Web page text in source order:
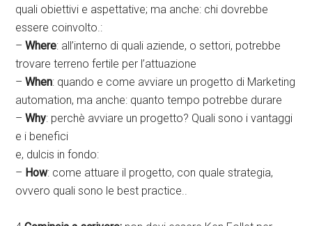
quali obiettivi e aspettative; ma anche: chi dovrebbe
essere coinvolto.:
–Where: all’interno di quali aziende, o settori, potrebbe
trovare terreno fertile per l’attuazione
–When: quando e come avviare un progetto di Marketing
automation, ma anche: quanto tempo potrebbe durare
–Why: perchè avviare un progetto? Quali sono i vantaggi
e i benefici
e, dulcis in fondo:
– How: come attuare il progetto, con quale strategia,
ovvero quali sono le best practice..